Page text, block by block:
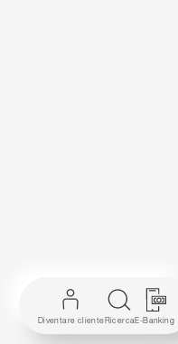
Diventare cliente Ricerca E-Banking